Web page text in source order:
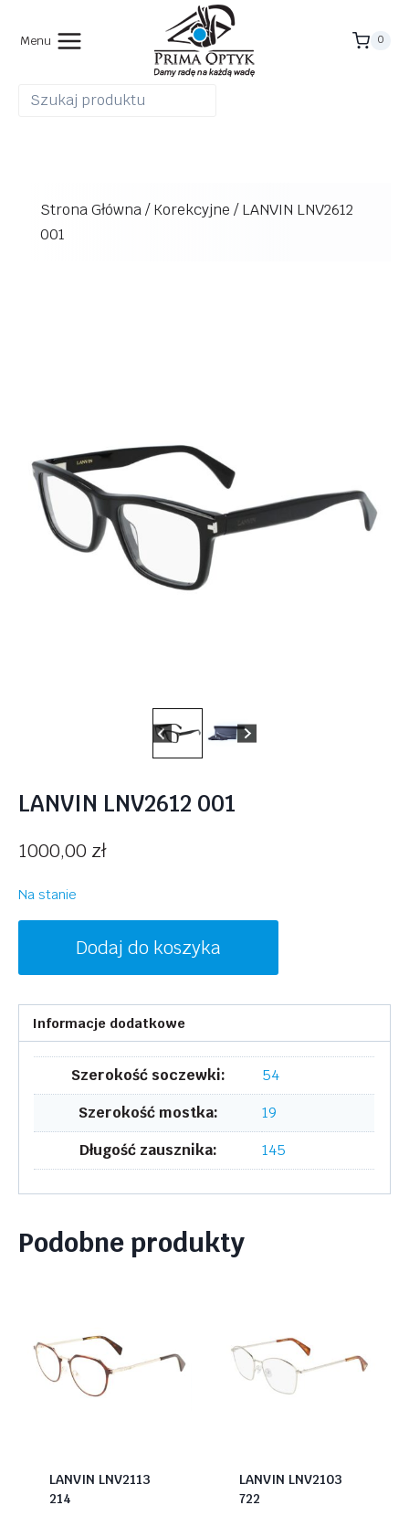
Menu 0
Strona Główna/Korekcyjne /LANVIN LNV2612
001
LANVIN LNV2612 001
1000,00 zł
Na stanie
LNV2612
001
Dodaj do koszyka
Informacje dodatkowe
Szerokość soczewki:
54
Szerokość mostka:
19
Długość zausznika:
145
Podobne produkty
LANVIN LNV2113
214
LANVIN LNV2103
722